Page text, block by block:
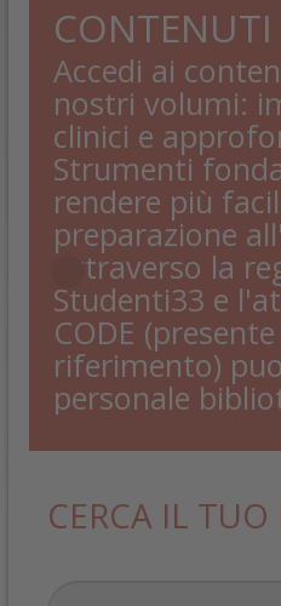
Accedi ai
nostri volumi:
clinici e
Strumenti
rendere più
preparazione
Attraverso la
Studenti33 e
CODE
riferimento)
personale
CERCA IL TUO